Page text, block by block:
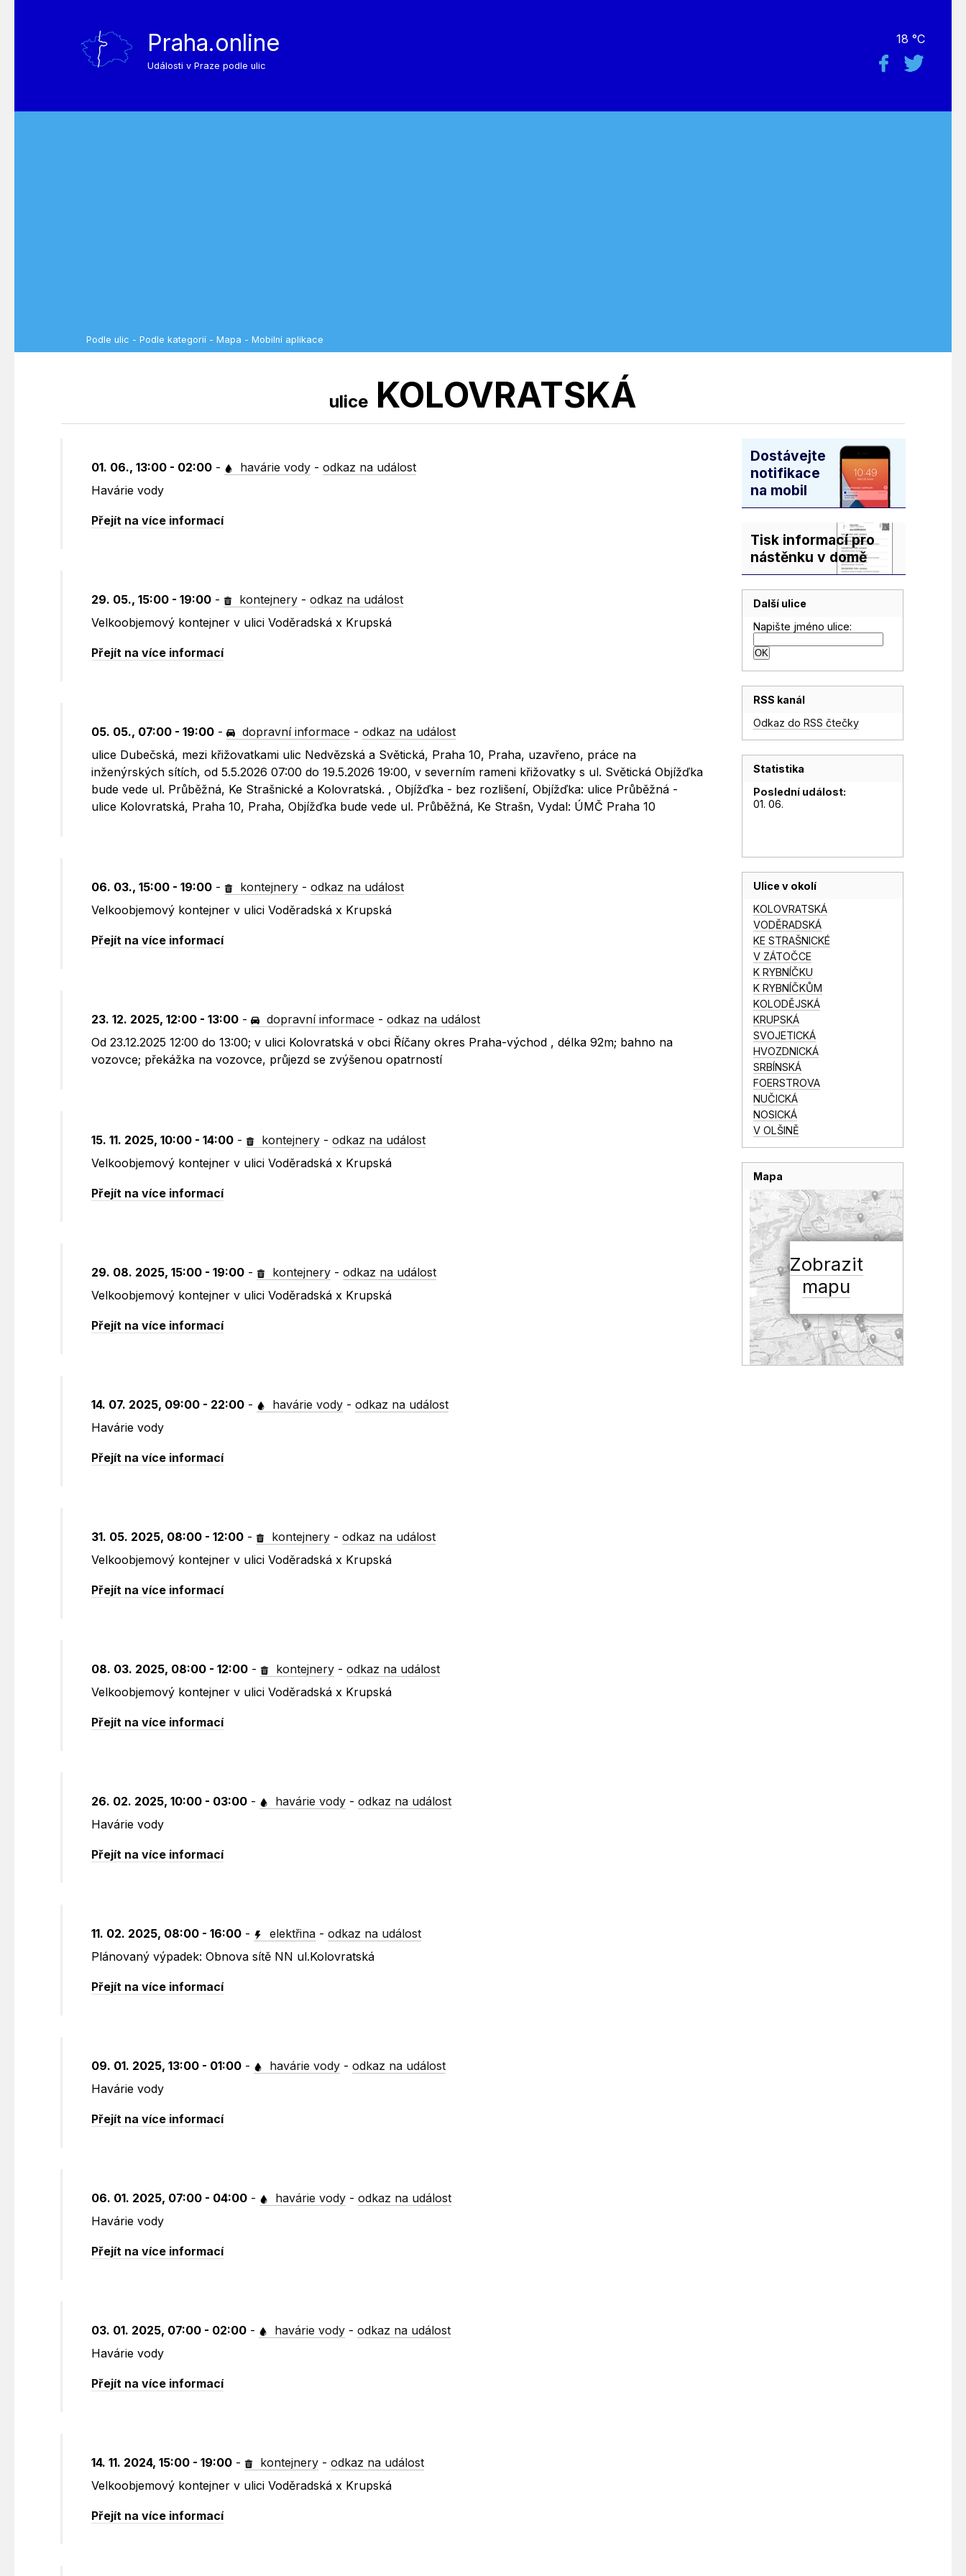
Praha.online
Události v Praze podle ulic
18 °C
Podle ulic - Podle kategorií - Mapa - Mobilní aplikace
ulice KOLOVRATSKÁ
01. 06., 13:00 - 02:00 - havárie vody -odkaz na událost
Havárie vody
Přejít na více informací
29. 05., 15:00 - 19:00 - kontejnery -odkaz na událost
Velkoobjemový kontejner v ulici Voděradská x Krupská
Přejít na více informací
05. 05., 07:00 - 19:00 - dopravní informace -odkaz na událost
ulice Dubečská, mezi křižovatkami ulic Nedvězská a Světická, Praha 10, Praha, uzavřeno, práce na
inženýrských sítích, od 5.5.2026 07:00 do 19.5.2026 19:00, v severním rameni křižovatky s ul. Světická Objížďka
bude vede ul. Průběžná, Ke Strašnické a Kolovratská. , Objížďka - bez rozlišení, Objížďka: ulice Průběžná -
ulice Kolovratská, Praha 10, Praha, Objížďka bude vede ul. Průběžná, Ke Strašn, Vydal: ÚMČ Praha 10
06. 03., 15:00 - 19:00 - kontejnery -odkaz na událost
Velkoobjemový kontejner v ulici Voděradská x Krupská
Přejít na více informací
23. 12. 2025, 12:00 - 13:00 - dopravní informace -odkaz na událost
Od 23.12.2025 12:00 do 13:00; v ulici Kolovratská v obci Říčany okres Praha-východ , délka 92m; bahno na
vozovce; překážka na vozovce, průjezd se zvýšenou opatrností
15. 11. 2025, 10:00 - 14:00 - kontejnery -odkaz na událost
Velkoobjemový kontejner v ulici Voděradská x Krupská
Přejít na více informací
29. 08. 2025, 15:00 - 19:00 - kontejnery -odkaz na událost
Velkoobjemový kontejner v ulici Voděradská x Krupská
Přejít na více informací
14. 07. 2025, 09:00 - 22:00 - havárie vody -odkaz na událost
Havárie vody
Přejít na více informací
31. 05. 2025, 08:00 - 12:00 - kontejnery -odkaz na událost
Velkoobjemový kontejner v ulici Voděradská x Krupská
Přejít na více informací
08. 03. 2025, 08:00 - 12:00 - kontejnery -odkaz na událost
Velkoobjemový kontejner v ulici Voděradská x Krupská
Přejít na více informací
26. 02. 2025, 10:00 - 03:00 - havárie vody -odkaz na událost
Havárie vody
Přejít na více informací
11. 02. 2025, 08:00 - 16:00 - elektřina -odkaz na událost
Plánovaný výpadek: Obnova sítě NN ul.Kolovratská
Přejít na více informací
09. 01. 2025, 13:00 - 01:00 - havárie vody -odkaz na událost
Havárie vody
Přejít na více informací
06. 01. 2025, 07:00 - 04:00 - havárie vody -odkaz na událost
Havárie vody
Přejít na více informací
03. 01. 2025, 07:00 - 02:00 - havárie vody -odkaz na událost
Havárie vody
Přejít na více informací
14. 11. 2024, 15:00 - 19:00 - kontejnery -odkaz na událost
Velkoobjemový kontejner v ulici Voděradská x Krupská
Přejít na více informací
Dostávejte
notifikace
na mobil
Tisk informací pro
nástěnku v domě
Další ulice
Napište jméno ulice:
RSS kanál
Odkaz do RSS čtečky
Statistika
Poslední událost:
01. 06.
Ulice v okolí
KOLOVRATSKÁ
VODĚRADSKÁ
KE STRAŠNICKÉ
V ZÁTOČCE
K RYBNÍČKU
K RYBNÍČKŮM
KOLODĚJSKÁ
KRUPSKÁ
SVOJETICKÁ
HVOZDNICKÁ
SRBÍNSKÁ
FOERSTROVA
NUČICKÁ
NOSICKÁ
V OLŠINĚ
Mapa
Zobrazit
mapu